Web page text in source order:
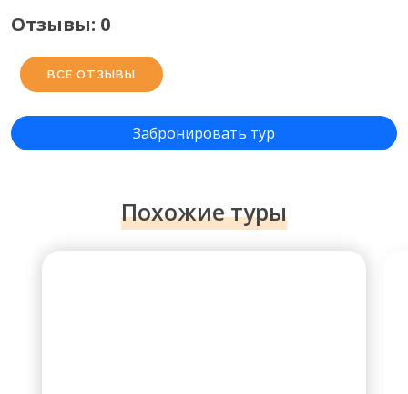
Отзывы: 0
ВСЕ ОТЗЫВЫ
Забронировать тур
Похожие туры